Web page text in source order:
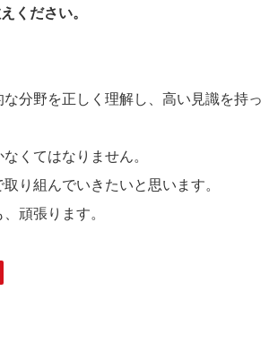
ください。
分野を正しく理解し、高い見識を持っ
くてはなりません。
り組んでいきたいと思います。
頑張ります。